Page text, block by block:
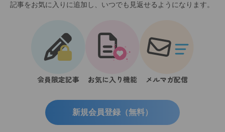
記事をお気に入りに追加し、いつでも見返せるようになります。
会員限定記事 お気に入り機能 メルマガ配信
新規会員登録（無料）